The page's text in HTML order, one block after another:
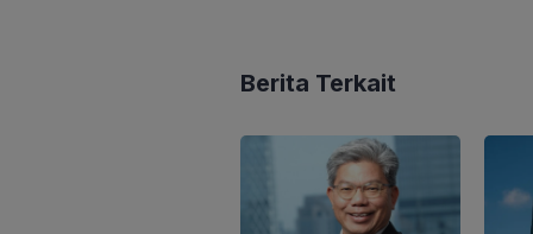
Berita Terkait